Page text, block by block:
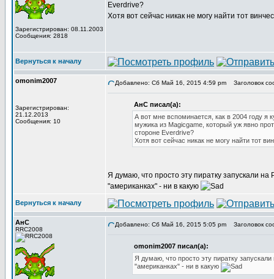
Зарегистрирован: 08.11.2003
Сообщения: 2818
Everdrive?
Хотя вот сейчас никак не могу найти тот
Вернуться к началу
omonim2007
Зарегистрирован:
21.12.2013
Сообщения: 10
Добавлено: Сб Май 16, 2015 4:59 pm Заголовок
АнС писал(а):
А вот мне вспоминается, как в 2004 году я
мужика из Magicgame, который уж явно
стороне Everdrive?
Хотя вот сейчас никак не могу найти тот
Я думаю, что просто эту пиратку запускали
"американках" - ни в какую
Вернуться к началу
АнС
RRC2008
Добавлено: Сб Май 16, 2015 5:05 pm Заголовок
omonim2007 писал(а):
Я думаю, что просто эту пиратку
"американках" - ни в какую